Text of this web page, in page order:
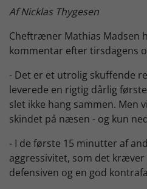
Nyhedsbrev
Af Nicklas Thygesen
Cheftræner Mathias Madsen
kommentar efter tirsdagens
- Det er et utrolig skuffende
leverede en rigtig dårlig
slet ikke hang sammen. Men
skindet på næsen - og kun
- I de første 15 minutter af
aggressivitet, som det
defensiven og en god